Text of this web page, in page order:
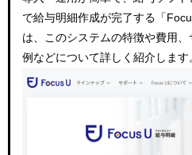
で給与明細作成が完了する「
は、このシステムの特徴や費用
例などについて詳しく紹介します